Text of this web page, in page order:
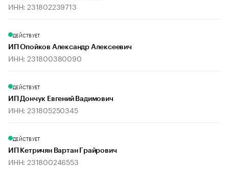
ИНН: 231802239713
ДЕЙСТВУЕТ
ИП Опойков Александр Алексеевич
ИНН: 231800380090
ДЕЙСТВУЕТ
ИП Дончук Евгений Вадимович
ИНН: 231805250345
ДЕЙСТВУЕТ
ИП Кетричян Вартан Грайрович
ИНН: 231800246553